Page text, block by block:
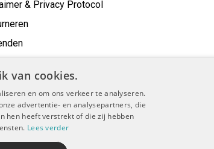
& Privacy Protocol
van cookies.
en om ons verkeer te analyseren.
advertentie- en analysepartners, die
hen heeft verstrekt of die zij hebben
Lees verder